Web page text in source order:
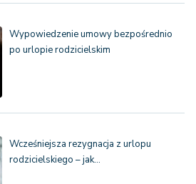
Wypowiedzenie umowy bezpośrednio
po urlopie rodzicielskim
Wcześniejsza rezygnacja z urlopu
rodzicielskiego – jak…